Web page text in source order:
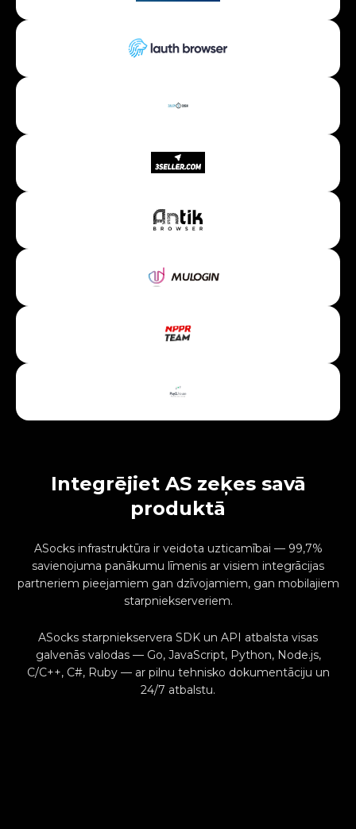
Integrējiet AS zeķes savā
produktā
ASocks infrastruktūra ir veidota uzticamībai — 99,7%
savienojuma panākumu līmenis ar visiem integrācijas
partneriem pieejamiem gan dzīvojamiem, gan mobilajiem
starpniekserveriem.
ASocks starpniekservera SDK un API atbalsta visas
galvenās valodas — Go, JavaScript, Python, Node.js,
C/C++, C#, Ruby — ar pilnu tehnisko dokumentāciju un
24/7 atbalstu.